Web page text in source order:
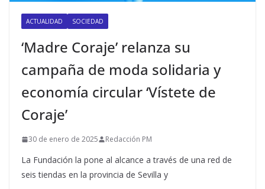
ACTUALIDAD SOCIEDAD
‘Madre Coraje’ relanza su
campaña de moda solidaria y
economía circular ‘Vístete de
Coraje’
30 de enero de 2025 Redacción PM
La Fundación la pone al alcance a través de una red de
seis tiendas en la provincia de Sevilla y